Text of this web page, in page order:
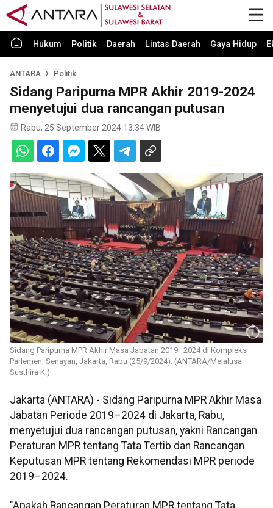
Hukum Politik Daerah Lintas Daerah Gaya Hidup
ANTARA Politik
Sidang Paripurna MPR Akhir 2019-2024
menyetujui dua rancangan putusan
Rabu, 25 September 2024 13:34 WIB
Sidang Paripurna MPR Akhir Masa Jabatan 2019–2024 di Kompleks
Parlemen, Senayan, Jakarta, Rabu (25/9/2024). (ANTARA/Melalusa
Susthira K.)
Jakarta (ANTARA) - Sidang Paripurna MPR Akhir Masa
Jabatan Periode 2019–2024 di Jakarta, Rabu,
menyetujui dua rancangan putusan, yakni Rancangan
Peraturan MPR tentang Tata Tertib dan Rancangan
Keputusan MPR tentang Rekomendasi MPR periode
2019–2024.
"Apakah Rancangan Peraturan MPR tentang Tata